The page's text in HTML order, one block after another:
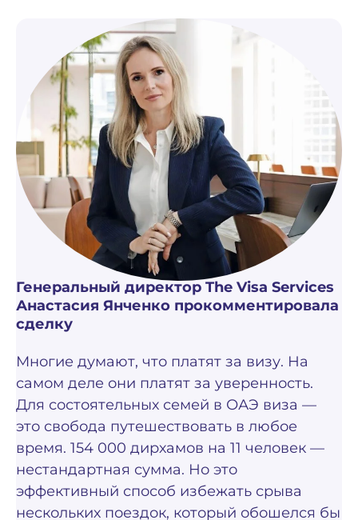
Генеральный директор The Visa Services
Анастасия Янченко прокомментировала
сделку
Многие думают, что платят за визу. На
самом деле они платят за уверенность.
Для состоятельных семей в ОАЭ виза —
это свобода путешествовать в любое
время. 154 000 дирхамов на 11 человек —
нестандартная сумма. Но это
эффективный способ избежать срыва
нескольких поездок, который обошелся бы